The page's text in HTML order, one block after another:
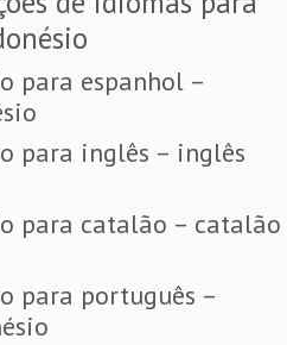
para espanhol –
para inglês – inglês
para catalão – catalão
para português –